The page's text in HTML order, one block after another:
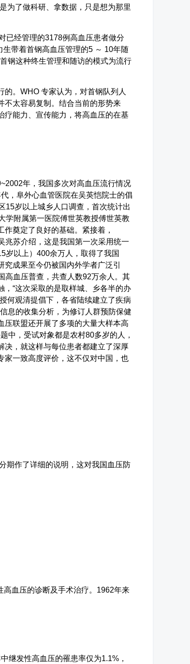
为了做科研、拿数据，只是想为那里
已经管理的3178例高血压患者做分
带着首钢高血压管理的5 ～ 10年随
钢这种终生管理和随访的模式为流行
。WHO 专家认为，对首钢队列人
不太容易复制。结合当前的形势来
疗能力、宣传能力，将高血压的在基
年，我国多次对高血压流行情况
，阜外心血管医院在吴英恺院士的倡
15岁以上城乡人口调查，首次统计出
学附属第一医院傅世英教授傅世英教
奠定了良好的基础。紧接着，
兆苏介绍，这是我国第一次采用统一
岁以上）400余万人，取得了我国
成果至今仍被国内外学者广泛引
高血压普查，共查人数92万余人。其
“这次采取的是取样城、乡各半的办
何观清提倡下，各省陆续建立了疾病
息的收集分析，为修订人群预防保健
压联盟还开展了多项的大量大样本高
中，受试对象都是农村80多岁的人，
决，就这样与每位患者都建立了深厚
家一致高度评价，这不仅对中国，也
期作了详细的说明，这对我国血压防
血压的诊断及手术治疗。1962年来
继发性高血压的罹患率仅为1.1%，